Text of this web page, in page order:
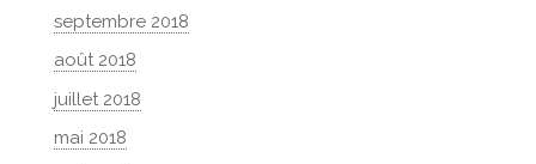
septembre 2018
août 2018
juillet 2018
mai 2018